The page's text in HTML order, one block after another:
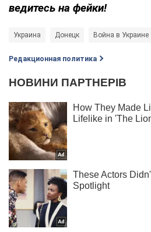
ведитесь на фейки!
Украина Донецк Война в Украине
Редакционная политика